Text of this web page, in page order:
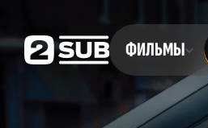
ФИЛЬМЫ